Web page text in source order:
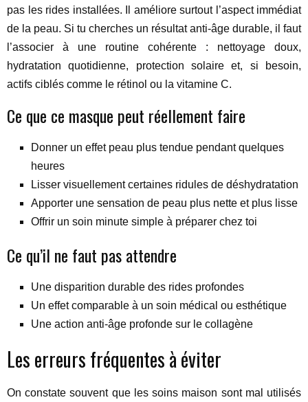
pas les rides installées. Il améliore surtout l’aspect immédiat
de la peau. Si tu cherches un résultat anti-âge durable, il faut
l’associer à une routine cohérente : nettoyage doux,
hydratation quotidienne, protection solaire et, si besoin,
actifs ciblés comme le rétinol ou la vitamine C.
Ce que ce masque peut réellement faire
Donner un effet peau plus tendue pendant quelques
heures
Lisser visuellement certaines ridules de déshydratation
Apporter une sensation de peau plus nette et plus lisse
Offrir un soin minute simple à préparer chez toi
Ce qu’il ne faut pas attendre
Une disparition durable des rides profondes
Un effet comparable à un soin médical ou esthétique
Une action anti-âge profonde sur le collagène
Les erreurs fréquentes à éviter
On constate souvent que les soins maison sont mal utilisés